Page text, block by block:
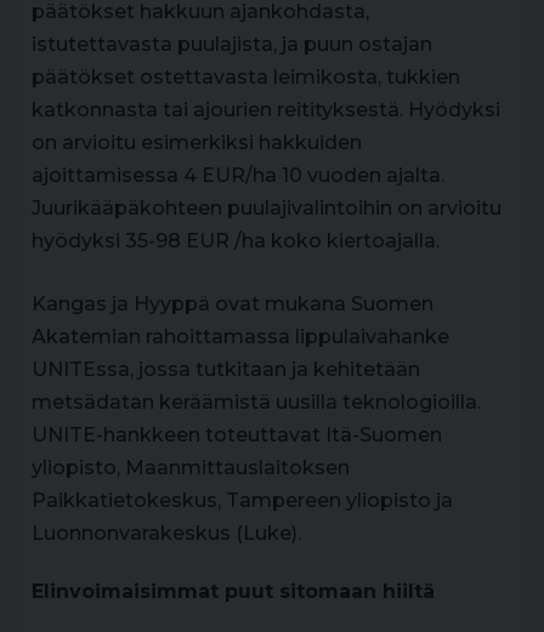
päätökset hakkuun ajankohdasta,
istutettavasta puulajista, ja puun ostajan
päätökset ostettavasta leimikosta, tukkien
katkonnasta tai ajourien reitityksestä. Hyödyksi
on arvioitu esimerkiksi hakkuiden
ajoittamisessa 4 EUR/ha 10 vuoden ajalta.
Juurikääpäkohteen puulajivalintoihin on arvioitu
hyödyksi 35-98 EUR /ha koko kiertoajalla.
Kangas ja Hyyppä ovat mukana Suomen
Akatemian rahoittamassa lippulaivahanke
UNITEssa, jossa tutkitaan ja kehitetään
metsädatan keräämistä uusilla teknologioilla.
UNITE-hankkeen toteuttavat Itä-Suomen
yliopisto, Maanmittauslaitoksen
Paikkatietokeskus, Tampereen yliopisto ja
Luonnonvarakeskus (Luke).
Elinvoimaisimmat puut sitomaan hiiltä